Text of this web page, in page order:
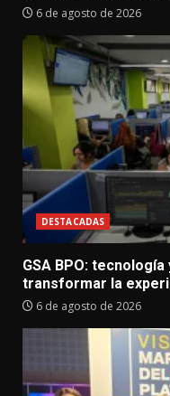
6 de agosto de 2026
DESTACADAS
GSA BPO:
transformar la
6 de agosto de 2026